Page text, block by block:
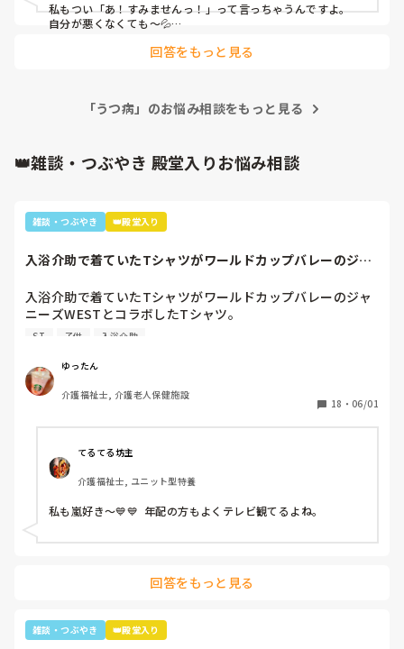
私もつい「あ！すみませんっ！」って言っちゃうんですよ。
自分が悪くなくても～💦
相手によっては「こちらこそごめんなさい！」と言ってくださ
私も気を付けよう‼️と思っています～🤣
回答をもっと見る
「うつ病」のお悩み相談をもっと見る
👑雑談・つぶやき 殿堂入りお悩み相談
雑談・つぶやき 👑殿堂入り
入浴介助で着ていたTシャツがワールドカップバレーのジャ
入浴介助で着ていたTシャツがワールドカップバレーのジャ
ニーズWESTとコラボしたTシャツ。
暑いししんどいから、せめて好きなTシャツを着て介助しよ
別のフロアの利用者さん達で私はリフト浴の介助をしている
と「可愛いTシャツね☺️」と言われ「そうでしょ？去年のバ
レーボールの世界大会で好きなアイドル達が応援してて、グ
ーズ…(きっとWESTの読み方分からなかった)あなたジャニ
ーズが好きなのね😊」と。
大好きと伝えると「私もよ、あなた嵐は好き？」と聞かれ、
1番好きと伝えると利用者さんが嵐のメンバー3人の名前を言
っていき「後2人…。どないしよ、あと2人名前がでてけぇへ
んわ😩」と言うと近くの利用者さんが「櫻井くんと二宮くん
や」と😂😂
ムタクしか居ないこと、SMAPは解散してしまった事等伝え
言いやん😊」と(笑)
そこから利用者さんは「キムタクは工藤静香と結婚したんや
ST 子供 入浴介助
ゆったん
介護福祉士, 介護老人保健施設
18 ・ 06/01
てるてる坊主
介護福祉士, ユニット型特養
私も嵐好き～💙💙  年配の方もよくテレビ観てるよね。
回答をもっと見る
雑談・つぶやき 👑殿堂入り